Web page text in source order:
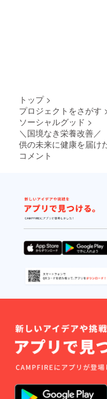
トップ >
プロジェクトをさがす
ソーシャルグッド >
＼国境なき栄養改善
供の未来に健康を届け
コメント